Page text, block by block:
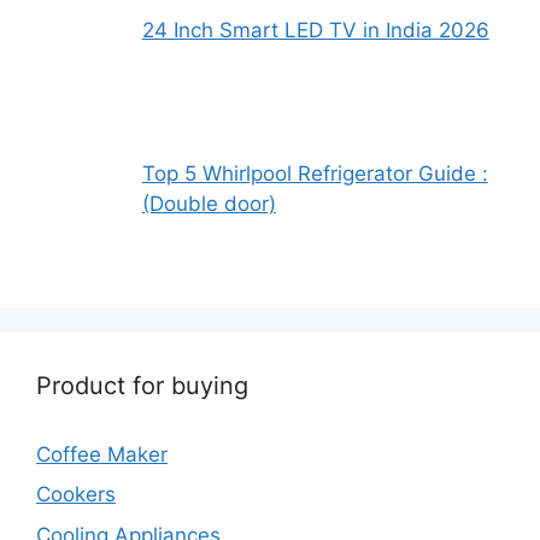
24 Inch Smart LED TV in India 2026
Top 5 Whirlpool Refrigerator Guide :
(Double door)
Product for buying
Coffee Maker
Cookers
Cooling Appliances